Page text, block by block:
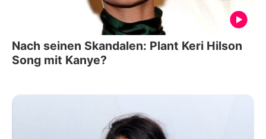
Nach seinen Skandalen: Plant Keri Hilson
Song mit Kanye?